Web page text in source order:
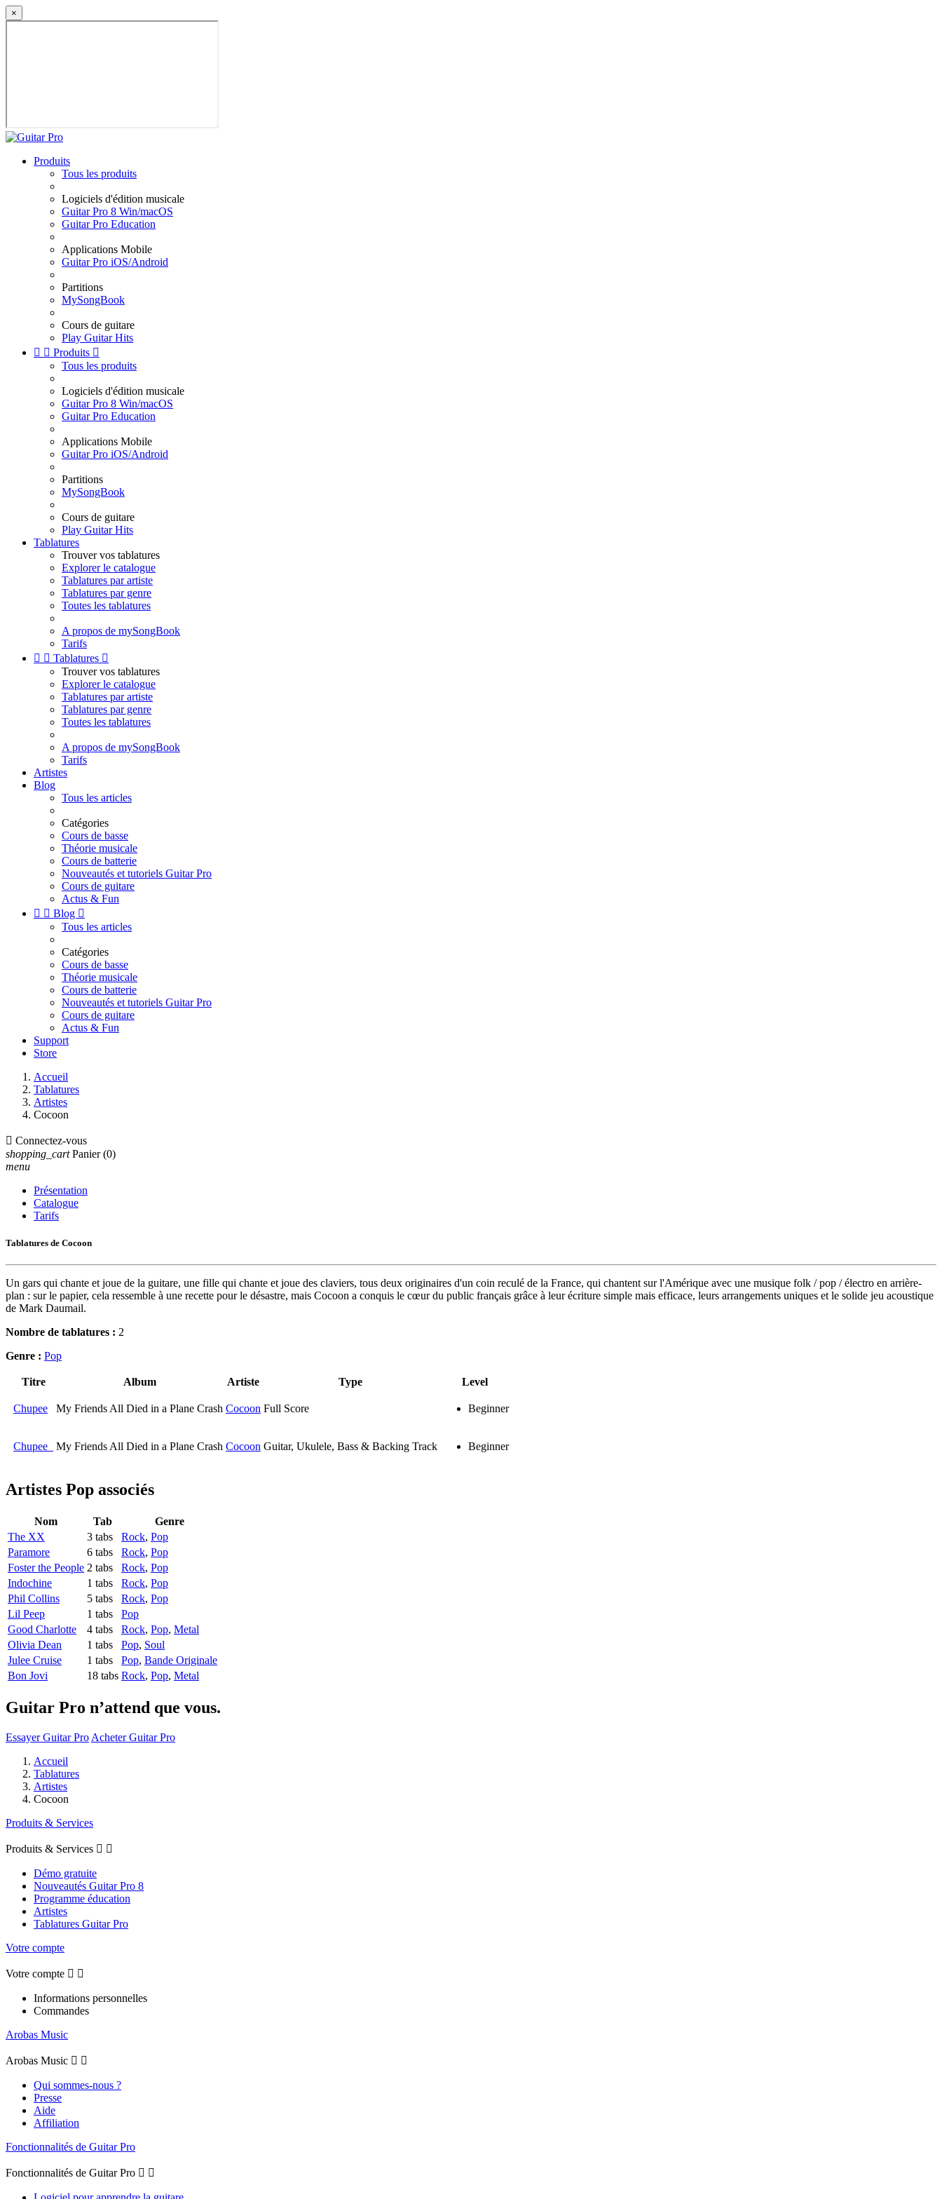
×
Produits
Tous les produits
Logiciels d'édition musicale
Guitar Pro 8 Win/macOS
Guitar Pro Education
Applications Mobile
Guitar Pro iOS/Android
Partitions
MySongBook
Cours de guitare
Play Guitar Hits
  Produits 
Tous les produits
Logiciels d'édition musicale
Guitar Pro 8 Win/macOS
Guitar Pro Education
Applications Mobile
Guitar Pro iOS/Android
Partitions
MySongBook
Cours de guitare
Play Guitar Hits
Tablatures
Trouver vos tablatures
Explorer le catalogue
Tablatures par artiste
Tablatures par genre
Toutes les tablatures
A propos de mySongBook
Tarifs
  Tablatures 
Trouver vos tablatures
Explorer le catalogue
Tablatures par artiste
Tablatures par genre
Toutes les tablatures
A propos de mySongBook
Tarifs
Artistes
Blog
Tous les articles
Catégories
Cours de basse
Théorie musicale
Cours de batterie
Nouveautés et tutoriels Guitar Pro
Cours de guitare
Actus & Fun
  Blog 
Tous les articles
Catégories
Cours de basse
Théorie musicale
Cours de batterie
Nouveautés et tutoriels Guitar Pro
Cours de guitare
Actus & Fun
Support
Store
Accueil
Tablatures
Artistes
Cocoon
 Connectez-vous
shopping_cart Panier (0)
menu
Présentation
Catalogue
Tarifs
Tablatures de Cocoon
Un gars qui chante et joue de la guitare, une fille qui chante et joue des claviers, tous deux originaires d'un coin reculé de la France, qui chantent sur l'Amérique avec une musique folk / pop / électro en arrière-
plan : sur le papier, cela ressemble à une recette pour le désastre, mais Cocoon a conquis le cœur du public français grâce à leur écriture simple mais efficace, leurs arrangements uniques et le solide jeu acoustique
de Mark Daumail.
Nombre de tablatures : 2
Genre : Pop
Titre Album Artiste Type Level
Chupee My Friends All Died in a Plane Crash Cocoon Full Score Beginner
Chupee My Friends All Died in a Plane Crash Cocoon Guitar, Ukulele, Bass & Backing Track Beginner
Artistes Pop associés
Nom Tab
Genre
The XX
3 tabs Rock, Pop
Paramore
6 tabs Rock, Pop
Foster the People 2 tabs Rock, Pop
Indochine
1 tabs Rock, Pop
Phil Collins
5 tabs Rock, Pop
Lil Peep
1 tabs
Pop
Good Charlotte
4 tabs Rock, Pop, Metal
Olivia Dean
1 tabs Pop, Soul
Julee Cruise
1 tabs Pop, Bande Originale
Bon Jovi
18 tabs Rock, Pop, Metal
Guitar Pro n’attend que vous.
Essayer Guitar Pro Acheter Guitar Pro
Accueil
Tablatures
Artistes
Cocoon
Produits & Services
Produits & Services  
Démo gratuite
Nouveautés Guitar Pro 8
Programme éducation
Artistes
Tablatures Guitar Pro
Votre compte
Votre compte  
Informations personnelles
Commandes
Arobas Music
Arobas Music  
Qui sommes-nous ?
Presse
Aide
Affiliation
Fonctionnalités de Guitar Pro
Fonctionnalités de Guitar Pro  